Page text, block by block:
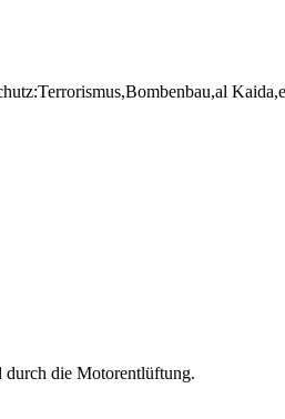
durch die Motorentlüftung.